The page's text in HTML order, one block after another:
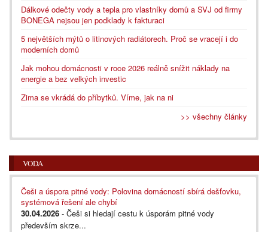
Dálkové odečty vody a tepla pro vlastníky domů a SVJ od firmy
BONEGA nejsou jen podklady k fakturaci
5 největších mýtů o litinových radiátorech. Proč se vracejí i do
moderních domů
Jak mohou domácnosti v roce 2026 reálně snížit náklady na
energie a bez velkých investic
Zima se vkrádá do příbytků. Víme, jak na ni
>> všechny články
VODA
Češi a úspora pitné vody: Polovina domácností sbírá dešťovku,
systémová řešení ale chybí
30.04.2026 - Češi si hledají cestu k úsporám pitné vody
především skrze...